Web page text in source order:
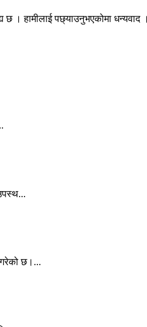
छ । हामीलाई पछ्याउनुभएकोमा
छ।...